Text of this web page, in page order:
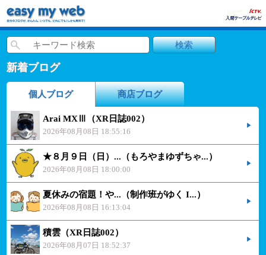
新着ブログ
個人ブログ 商店ブログ
Arai MXⅢ（XR日誌002）
2026年08月08日 18:55:16
★８月９日（日）...（もろやまゆずちゃ...）
2026年08月08日 18:00:00
夏休みの宿題！や...（制作班がゆく I...）
2026年08月08日 16:13:04
積雲（XR日誌002）
2026年08月07日 18:52:37